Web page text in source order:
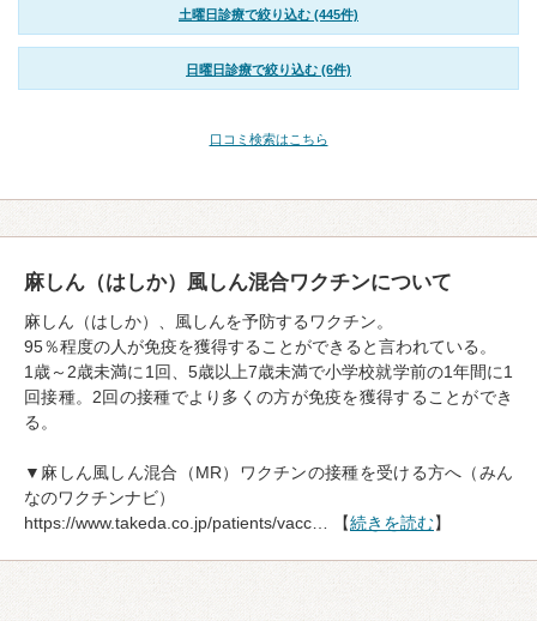
土曜日診療で絞り込む (445件)
日曜日診療で絞り込む (6件)
口コミ検索はこちら
麻しん（はしか）風しん混合ワクチンについて
麻しん（はしか）、風しんを予防するワクチン。
95％程度の人が免疫を獲得することができると言われている。
1歳～2歳未満に1回、5歳以上7歳未満で小学校就学前の1年間に1
回接種。2回の接種でより多くの方が免疫を獲得することができ
る。
▼麻しん風しん混合（MR）ワクチンの接種を受ける方へ（みん
なのワクチンナビ）
https://www.takeda.co.jp/patients/vacc… 【続きを読む】